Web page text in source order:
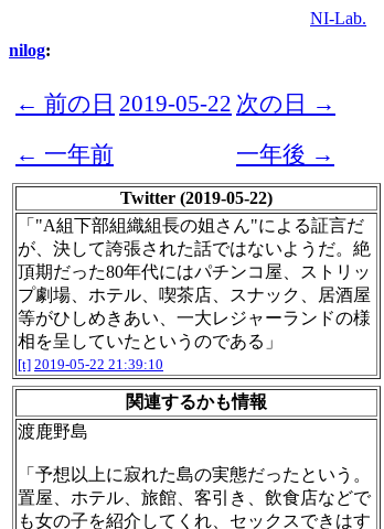
NI-Lab.
nilog:
← 前の日 2019-05-22 次の日 →
← 一年前
一年後 →
Twitter (2019-05-22)
「"A組下部組織組長の姐さん"による証言だ
が、決して誇張された話ではないようだ。絶
頂期だった80年代にはパチンコ屋、ストリッ
プ劇場、ホテル、喫茶店、スナック、居酒屋
等がひしめきあい、一大レジャーランドの様
相を呈していたというのである」
[t] 2019-05-22 21:39:10
関連するかも情報
渡鹿野島
「予想以上に寂れた島の実態だったという。
置屋、ホテル、旅館、客引き、飲食店などで
も女の子を紹介してくれ、セックスできはす